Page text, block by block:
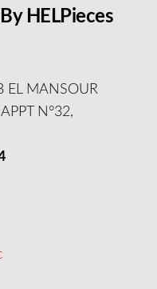
HELPieces
EL MANSOUR
N°32,